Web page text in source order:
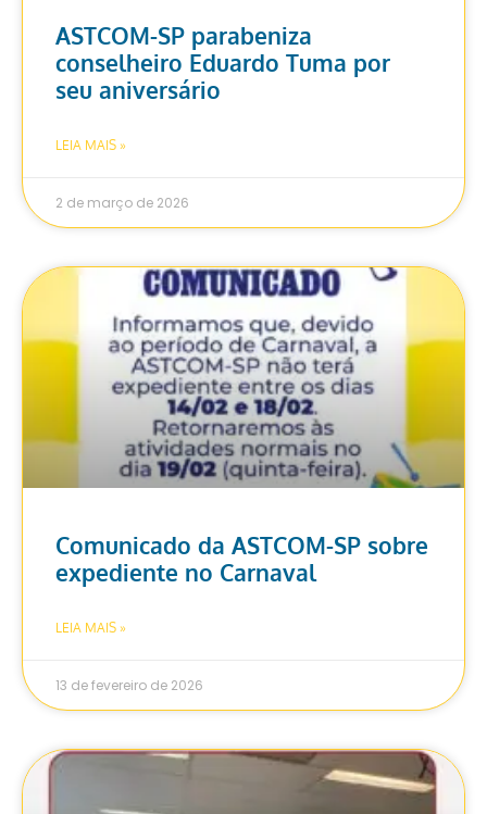
ASTCOM-SP parabeniza
conselheiro Eduardo Tuma por
seu aniversário
LEIA MAIS »
2 de março de 2026
Comunicado da ASTCOM-SP sobre
expediente no Carnaval
LEIA MAIS »
13 de fevereiro de 2026